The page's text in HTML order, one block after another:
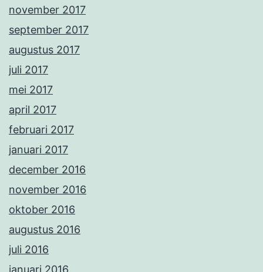
november 2017
september 2017
augustus 2017
juli 2017
mei 2017
april 2017
februari 2017
januari 2017
december 2016
november 2016
oktober 2016
augustus 2016
juli 2016
januari 2016